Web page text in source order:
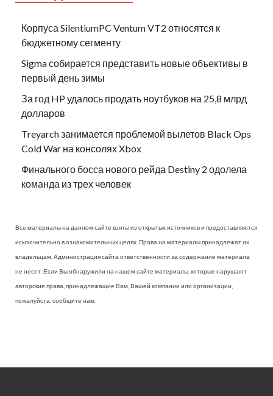
Корпуса SilentiumPC Ventum VT2 относятся к
бюджетному сегменту
Sigma собирается представить новые объективы в
первый день зимы
За год HP удалось продать ноутбуков на 25,8 млрд
долларов
Treyarch занимается проблемой вылетов Black Ops
Cold War на консолях Xbox
Финального босса нового рейда Destiny 2 одолела
команда из трех человек
Все материалы на данном сайте взяты из открытых источников и предоставляются
исключительно в ознакомительных целях. Права на материалы принадлежат их
владельцам. Администрация сайта ответственности за содержание материала
не несет. Если Вы обнаружили на нашем сайте материалы, которые нарушают
авторские права, принадлежащие Вам, Вашей компании или организации,
пожалуйста, сообщите нам.